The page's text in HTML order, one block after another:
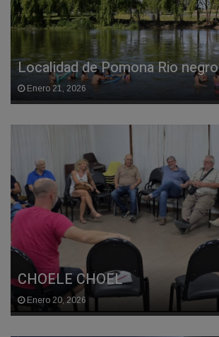
Localidad de Pomona Rio negro
Enero 21, 2026
CHOELE CHOEL
Enero 20, 2026